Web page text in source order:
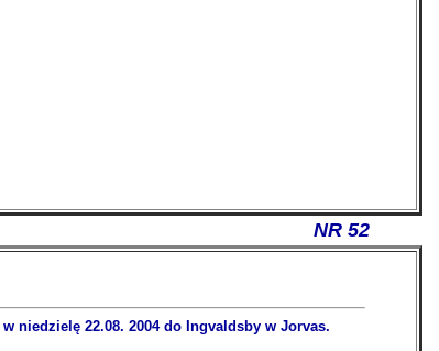
NR 52
w niedzielę 22.08. 2004 do Ingvaldsby w Jorvas.